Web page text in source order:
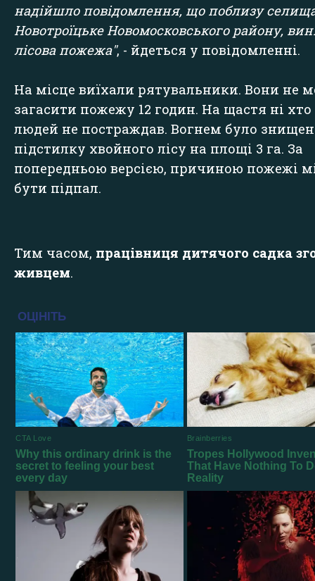
надійшло повідомлення, що поблизу
Новотроїцьке Новомосковського району,
лісова пожежа", - йдеться у повідомленні.
На місце виїхали рятувальники. Вони не
загасити пожежу 12 годин. На щастя ні хто
людей не постраждав. Вогнем було
підстилку хвойного лісу на площі 3 га. За
попередньою версією, причиною пожежі
бути підпал.
Тим часом, працівниця дитячого садка
живцем.